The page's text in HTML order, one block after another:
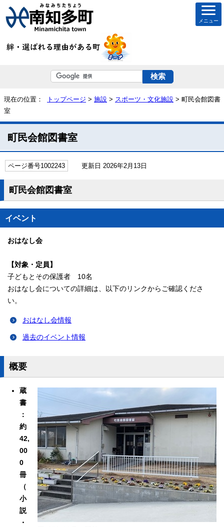
メニュー
現在の位置： トップページ > 施設 > スポーツ・文化施設 > 町民会館図書
室
町民会館図書室
ページ番号1002243 更新日 2026年2月13日
町民会館図書室
イベント
おはなし会
【対象・定員】
子どもとその保護者 10名
おはなし会についての詳細は、以下のリンクからご確認くださ
い。
おはなし会情報
過去のイベント情報
概要
蔵
書
：
約
42,
00
0
冊
（
小
説
・